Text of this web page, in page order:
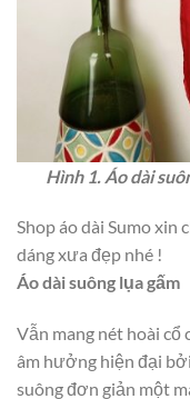
Hình 1. Áo dài
Shop áo dài Sumo xin
dáng xưa đẹp nhé !
Áo dài suông lụa gấm
Vẫn mang nét hoài cổ
âm hưởng hiện đại
suông đơn giản một